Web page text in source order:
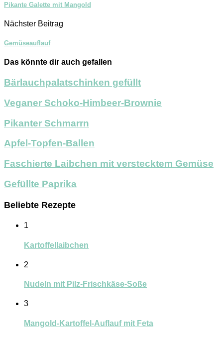
Pikante Galette mit Mangold
Nächster Beitrag
Gemüseauflauf
Das könnte dir auch gefallen
Bärlauchpalatschinken gefüllt
Veganer Schoko-Himbeer-Brownie
Pikanter Schmarrn
Apfel-Topfen-Ballen
Faschierte Laibchen mit verstecktem Gemüse
Gefüllte Paprika
Beliebte Rezepte
1
Kartoffellaibchen
2
Nudeln mit Pilz-Frischkäse-Soße
3
Mangold-Kartoffel-Auflauf mit Feta